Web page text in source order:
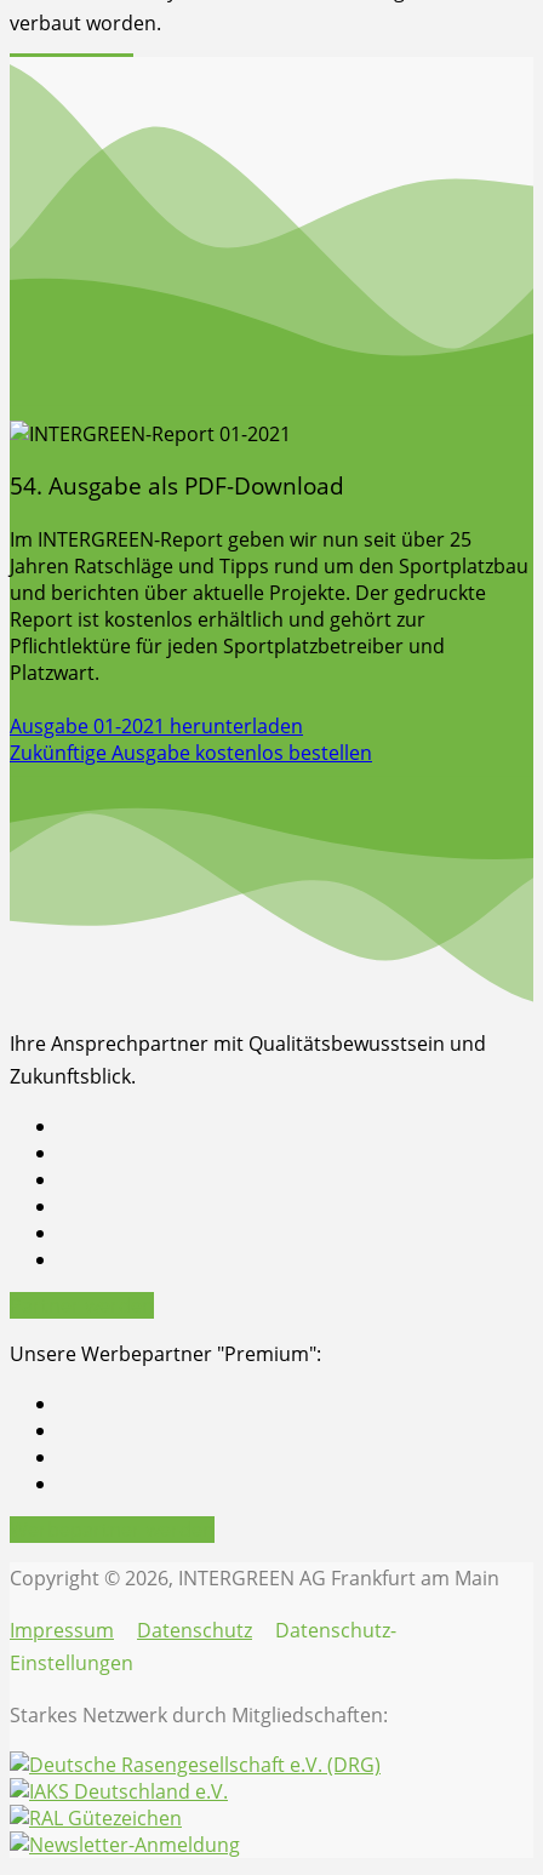
verbaut worden.
weiterlesen
10.05.2023
von WiedMedia
(Kommentare: 0)
54. Ausgabe als PDF-Download
Im INTERGREEN-Report geben wir nun seit über 25
Jahren Ratschläge und Tipps rund um den Sportplatzbau
und berichten über aktuelle Projekte. Der gedruckte
Report ist kostenlos erhältlich und gehört zur
Pflichtlektüre für jeden Sportplatzbetreiber und
Platzwart.
Ausgabe 01-2021 herunterladen
Zukünftige Ausgabe kostenlos bestellen
Ihre Ansprechpartner mit Qualitätsbewusstsein und
Zukunftsblick.
Unsere Werbepartner "Premium":
Copyright © 2026, INTERGREEN AG Frankfurt am Main
Impressum
Datenschutz
Datenschutz-
Einstellungen
Starkes Netzwerk durch Mitgliedschaften: